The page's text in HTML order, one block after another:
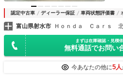
認定中古車 ディーラー保証 車両状態評価書
富山県射水市 Ｈｏｎｄａ Ｃａｒｓ
まずは在庫確認・見積
無料通話でお問い
今あなたの他に5人